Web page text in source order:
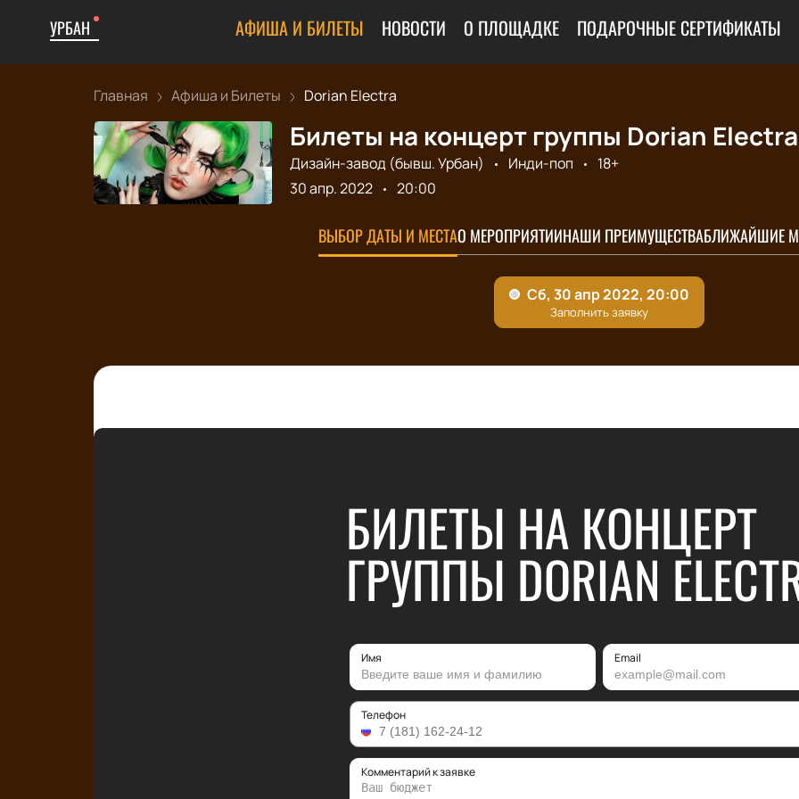
УРБАН АФИША И БИЛЕТЫ НОВОСТИ О ПЛОЩАДКЕ ПОДАРОЧНЫЕ СЕРТИФИКАТЫ
Главная Афиша и Билеты Dorian Electra
Билеты на концерт группы Dorian Electra
Дизайн-завод (бывш. Урбан) Инди-поп
18+
30 апр. 2022
20:00
ВЫБОР ДАТЫ И МЕСТАО МЕРОПРИЯТИИНАШИ ПРЕИМУЩЕСТВАБЛИЖАЙШИЕ
БИЛЕТЫ НА КОНЦЕРТ
ГРУППЫ DORIAN
Имя Email
Телефон
Комментарий к заявке